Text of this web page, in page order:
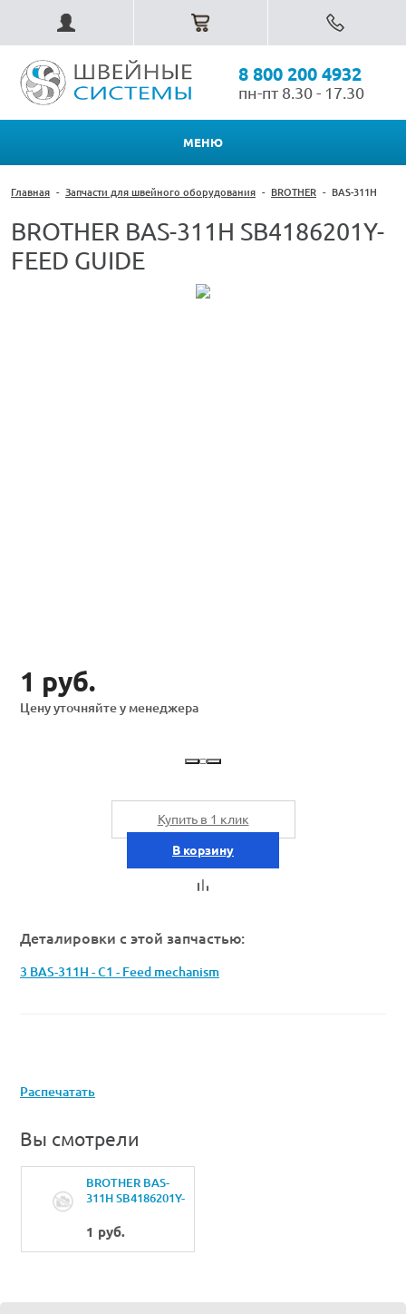
8 800 200 4932
пн-пт 8.30 - 17.30
МЕНЮ
Главная - Запчасти для швейного оборудования - BROTHER - BAS-311H
BROTHER BAS-311H SB4186201Y-
FEED GUIDE
1 руб.
Цену уточняйте у менеджера
Купить в 1 клик
В корзину
Деталировки с этой запчастью:
3 BAS-311H - C1 - Feed mechanism
Распечатать
Вы смотрели
BROTHER BAS-
311H SB4186201Y-
1 руб.